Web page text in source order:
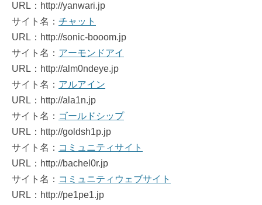
URL：http://yanwari.jp
サイト名： チャット
URL：http://sonic-booom.jp
サイト名： アーモンドアイ
URL：http://alm0ndeye.jp
サイト名： アルアイン
URL：http://ala1n.jp
サイト名： ゴールドシップ
URL：http://goldsh1p.jp
サイト名： コミュニティサイト
URL：http://bachel0r.jp
サイト名： コミュニティウェブサイト
URL：http://pe1pe1.jp